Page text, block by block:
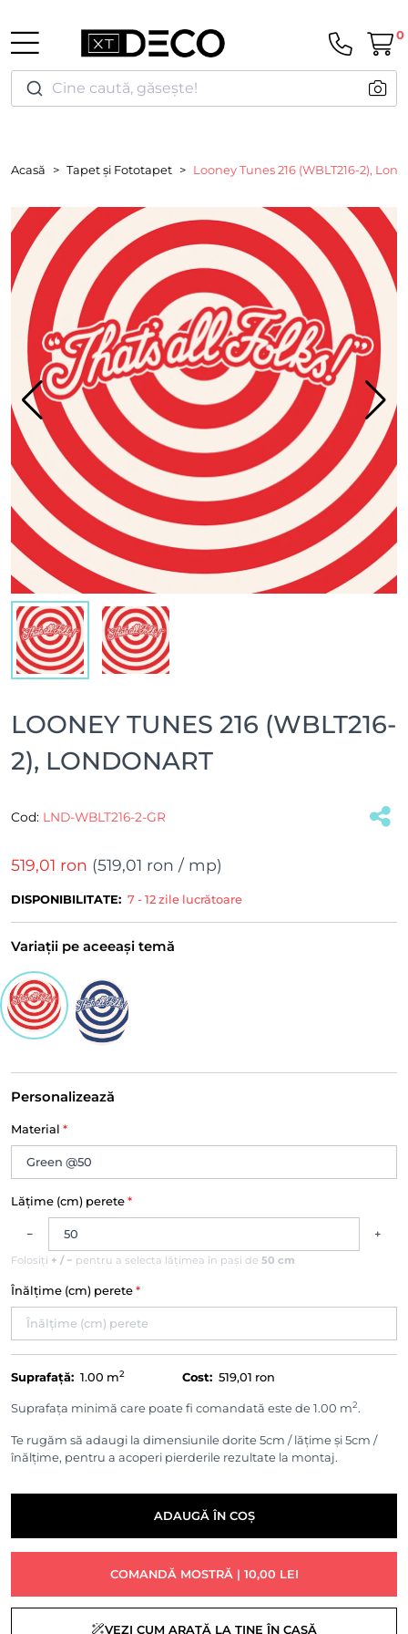
Cine caută, găsește!
0
Acasă Tapet și Fototapet Looney Tunes 216 (WBLT216-2),
LOONEY TUNES 216 (WBLT216-
2), LONDONART
Cod: LND-WBLT216-2-GR
519,01 ron (519,01 ron / mp)
DISPONIBILITATE: 7 - 12 zile lucrătoare
Variații pe aceeași temă
Personalizează
Material *
Lățime (cm) perete *
− +
Folosiți + / − pentru a selecta lățimea în pași de 50 cm
Înălțime (cm) perete *
Suprafață: 1.00 m2 Cost: 519,01 ron
Suprafața minimă care poate fi comandată este de 1.00 m2.
Te rugăm să adaugi la dimensiunile dorite 5cm / lățime și 5cm /
înălțime, pentru a acoperi pierderile rezultate la montaj.
ADAUGĂ ÎN COȘ
COMANDĂ MOSTRĂ | 10,00 LEI
VEZI CUM ARATĂ LA TINE ÎN CASĂ